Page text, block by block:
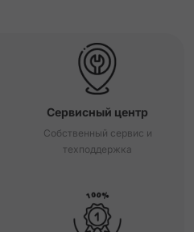
Сервисный центр
Собственный сервис и
техподдержка